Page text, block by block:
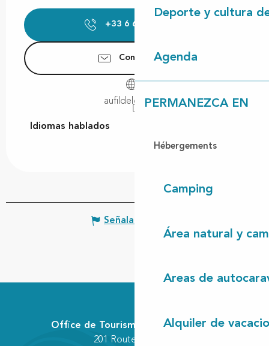
Deporte y cultura
Agenda
PERMANEZCA EN
Hébergements
Camping
Área natural y
Areas de
Alquiler de
+33 6 62 69 88
Contáctenos
aufildeleau40.fr
Idiomas hablados
Idiomas hablados
Señalar un error
Office de Tourisme Communautaire
201 Route des Lacs